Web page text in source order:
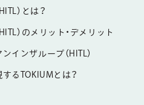
）とは？
）のメリット・デメリット
インザループ（HITL）
るTOKIUMとは？